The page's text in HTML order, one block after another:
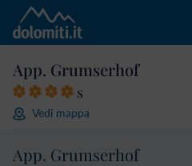
App. Grumserhof
s
Vedi mappa
App. Grumserhof